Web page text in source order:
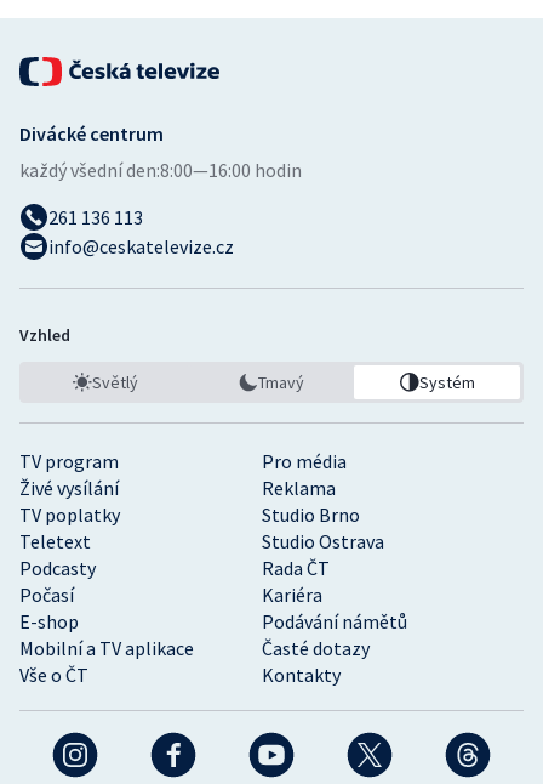
TV program
Pro média
Živé vysílání
Reklama
TV poplatky
Studio Brno
Teletext
Studio Ostrava
Podcasty
Rada ČT
Počasí
Kariéra
E-shop
Podávání námětů
Mobilní a TV aplikace
Časté dotazy
Vše o ČT
Kontakty
Divácké centrum
každý všední den:8:00—16:00 hodin
261 136 113
info@ceskatelevize.cz
Vzhled
Světlý Tmavý Systém